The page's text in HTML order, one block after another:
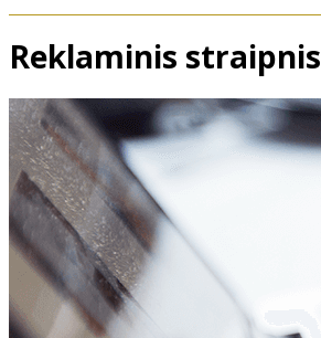
Reklaminis straipnis